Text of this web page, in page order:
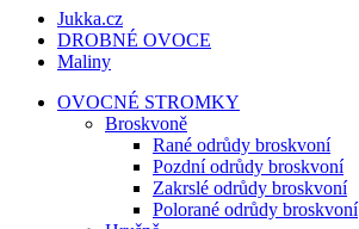
Jukka.cz
DROBNÉ OVOCE
Maliny
OVOCNÉ STROMKY
Broskvoně
Rané odrůdy broskvoní
Pozdní odrůdy broskvoní
Zakrslé odrůdy broskvoní
Polorané odrůdy broskvoní